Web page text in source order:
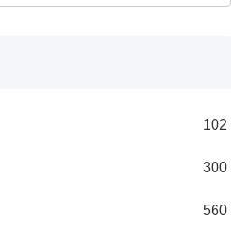
102
300
560